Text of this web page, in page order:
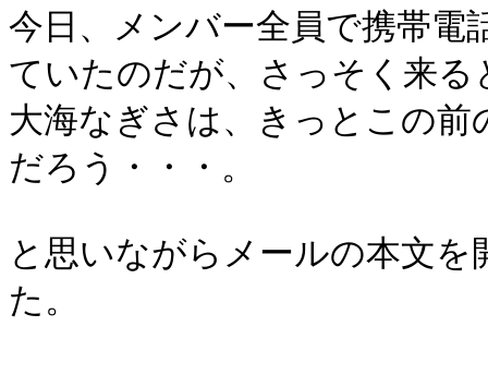
今日、メンバー全員で携帯電
ていたのだが、さっそく来る
大海なぎさは、きっとこの
だろう・・・。
と思いながらメールの本文
た。